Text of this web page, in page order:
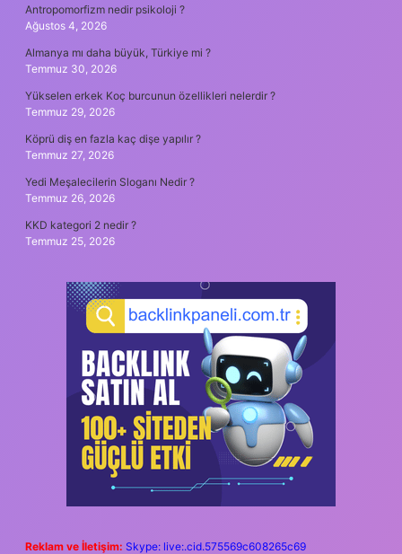
Antropomorfizm nedir psikoloji ?
Ağustos 4, 2026
Almanya mı daha büyük, Türkiye mi ?
Temmuz 30, 2026
Yükselen erkek Koç burcunun özellikleri nelerdir ?
Temmuz 29, 2026
Köprü diş en fazla kaç dişe yapılır ?
Temmuz 27, 2026
Yedi Meşalecilerin Sloganı Nedir ?
Temmuz 26, 2026
KKD kategori 2 nedir ?
Temmuz 25, 2026
Reklam ve İletişim: Skype: live:.cid.575569c608265c69